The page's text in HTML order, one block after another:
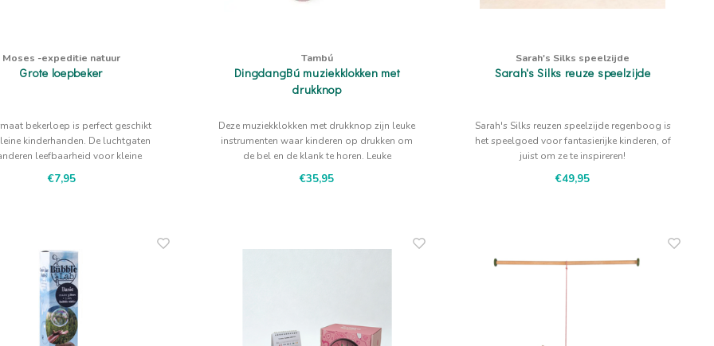
Moses -expeditie natuur
Grote loepbeker
bekerloep is perfect geschikt
kinderhanden. De luchtgaten
leefbaarheid voor kleine
€7,95
Tambú
DingdangBú muziekklokken met
drukknop
Deze muziekklokken met drukknop zijn leuke
instrumenten waar kinderen op drukken om
de bel en de klank te horen. Leuke
educatie
€35,95
Sarah's Silks speelzijde
Sarah's Silks reuze speelzijde
Sarah's Silks reuzen speelzijde regenboog is
het speelgoed voor fantasierijke kinderen, of
juist om ze te inspireren!
€49,95